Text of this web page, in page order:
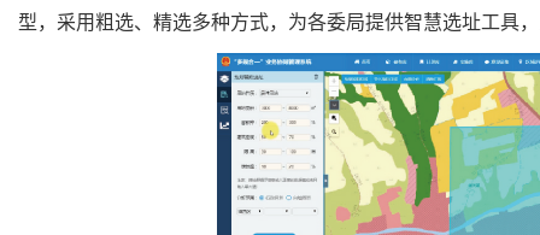
型，采用粗选、精选多种方式，为各委局提供智慧选址工具